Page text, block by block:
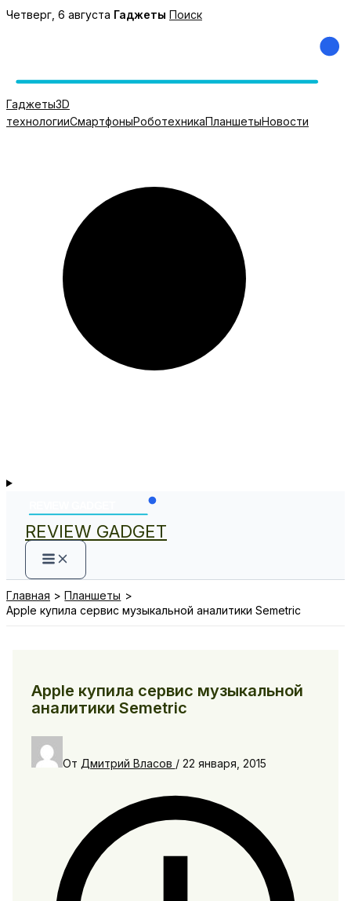
Перейти
Четверг, 6 августа Гаджеты Поиск
Гаджеты3D
технологииСмартфоныРоботехникаПланшетыНовости
REVIEW GADGET
Главная
Планшеты
Apple купила сервис музыкальной аналитики Semetric
Apple купила сервис музыкальной
аналитики Semetric
От Дмитрий Власов / 22 января, 2015